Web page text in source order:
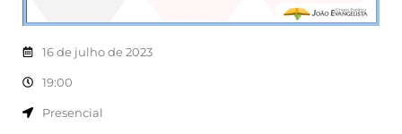
16 de julho de 2023
19:00
Presencial